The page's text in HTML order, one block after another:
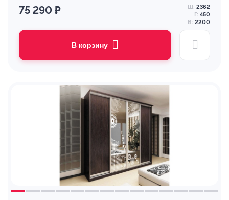
75 290 ₽ Ш: 2362
Г: 450
В: 2200
В корзину